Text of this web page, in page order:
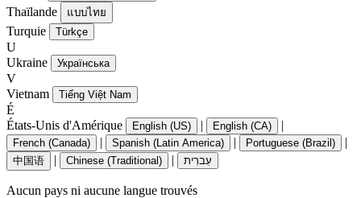
Thaïlande แบบไทย
Turquie Türkçe
U
Ukraine
Українська
V
Vietnam
Tiếng Việt Nam
É
États-Unis d'Amérique
English (US) | English (CA) |
French (Canada) | Spanish (Latin America) | Portuguese (Brazil) |
中国语 | Chinese (Traditional) | עִברִית
Aucun pays ni aucune langue trouvés